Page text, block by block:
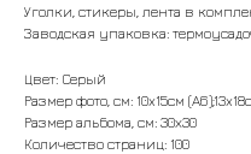
Уголки, стикеры, лента в
Заводская упаковка:
Цвет: Серый
Размер фото, см: 10x15см
Размер альбома, см: 30х30
Количество страниц: 100